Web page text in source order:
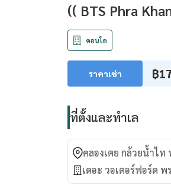
(( BTS Phra
คอนโด
ราคาเช่า ฿
ที่ตั้งและทำเล
คลองเตย กล้วยน้ำไท
เดอะ วอเตอร์ฟอร์ด พ